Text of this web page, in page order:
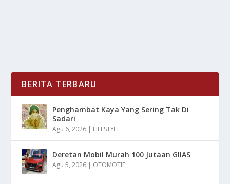
BERITA TERBARU
Penghambat Kaya Yang Sering Tak Di
Sadari
Agu 6, 2026 | LIFESTYLE
Deretan Mobil Murah 100 Jutaan GIIAS
Agu 5, 2026 | OTOMOTIF